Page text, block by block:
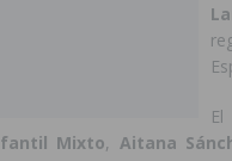
Mixto, Aitana